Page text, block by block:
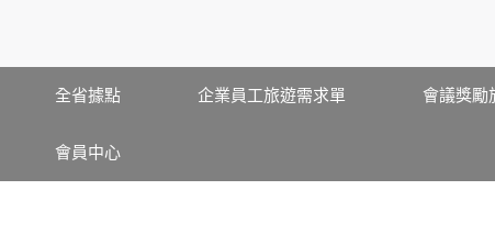
其他除了上述，會保留您在上網瀏覽或查詢
錄等。本網站會對個別連線者的瀏覽器予以
本網站將在事前或註冊登錄取得您的同意後，
全省據點 企業員工旅遊需求單 會議獎勵
會員中心